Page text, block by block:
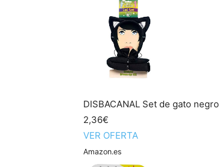
DISBACANAL Set de gato negro
2,36€
VER OFERTA
Amazon.es